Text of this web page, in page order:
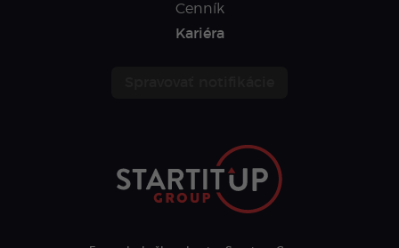
Cenník
Kariéra